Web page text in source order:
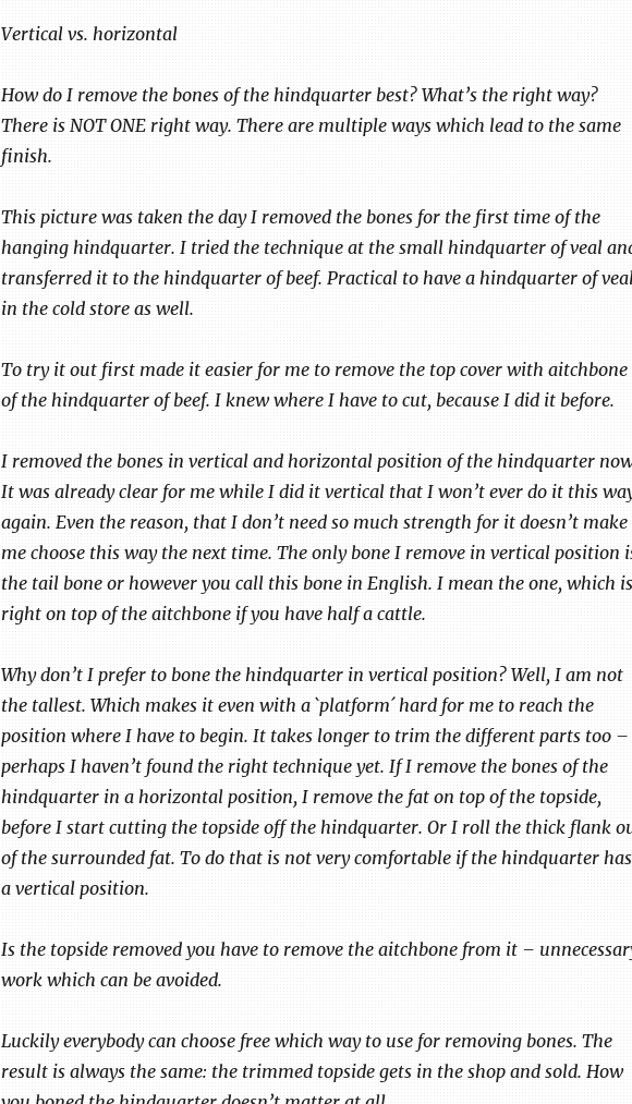
Vertical vs. horizontal
How do I remove the bones of the hindquarter best? What’s the right way?
There is NOT ONE right way. There are multiple ways which lead to the same
finish.
This picture was taken the day I removed the bones for the first time of the
hanging hindquarter. I tried the technique at the small hindquarter of veal
transferred it to the hindquarter of beef. Practical to have a hindquarter of
in the cold store as well.
To try it out first made it easier for me to remove the top cover with aitchbone
of the hindquarter of beef. I knew where I have to cut, because I did it before.
I removed the bones in vertical and horizontal position of the hindquarter
It was already clear for me while I did it vertical that I won’t ever do it this
again. Even the reason, that I don’t need so much strength for it doesn’t make
me choose this way the next time. The only bone I remove in vertical position
the tail bone or however you call this bone in English. I mean the one, which is
right on top of the aitchbone if you have half a cattle.
Why don’t I prefer to bone the hindquarter in vertical position? Well, I am not
the tallest. Which makes it even with a `platform´ hard for me to reach the
position where I have to begin. It takes longer to trim the different parts too –
perhaps I haven’t found the right technique yet. If I remove the bones of the
hindquarter in a horizontal position, I remove the fat on top of the topside,
before I start cutting the topside off the hindquarter. Or I roll the thick flank
of the surrounded fat. To do that is not very comfortable if the hindquarter has
a vertical position.
Is the topside removed you have to remove the aitchbone from it –
work which can be avoided.
Luckily everybody can choose free which way to use for removing bones. The
result is always the same: the trimmed topside gets in the shop and sold. How